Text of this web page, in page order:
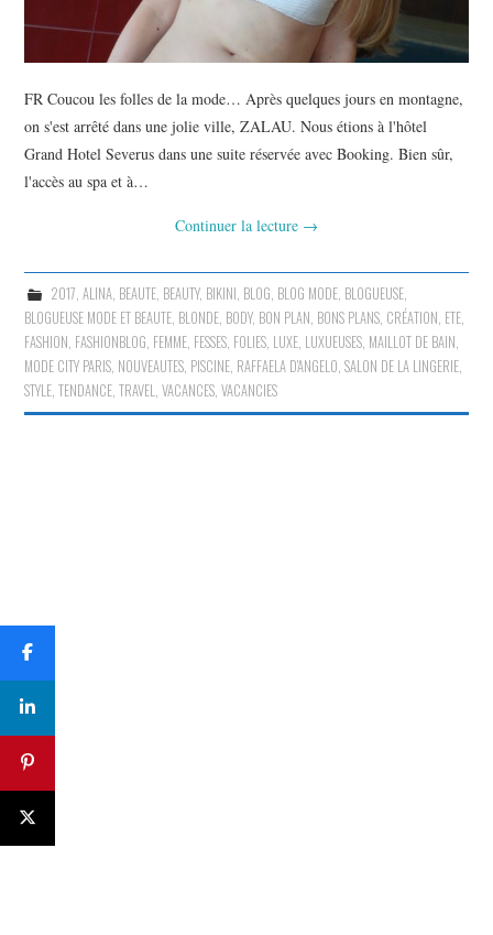
FR Coucou les folles de la mode… Après quelques jours en montagne,
on s'est arrêté dans une jolie ville, ZALAU. Nous étions à l'hôtel
Grand Hotel Severus dans une suite réservée avec Booking. Bien sûr,
l'accès au spa et à…
Continuer la lecture →
2017, ALINA, BEAUTE, BEAUTY, BIKINI, BLOG, BLOG MODE, BLOGUEUSE,
BLOGUEUSE MODE ET BEAUTE, BLONDE, BODY, BON PLAN, BONS PLANS, CRÉATION, ETE,
FASHION, FASHIONBLOG, FEMME, FESSES, FOLIES, LUXE, LUXUEUSES, MAILLOT DE BAIN,
MODE CITY PARIS, NOUVEAUTES, PISCINE, RAFFAELA D'ANGELO,SALON DE LA LINGERIE,
STYLE,TENDANCE,TRAVEL,VACANCES,VACANCIES